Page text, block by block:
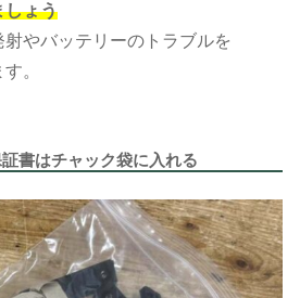
しょう
やバッテリーのトラブルを
。
書はチャック袋に入れる